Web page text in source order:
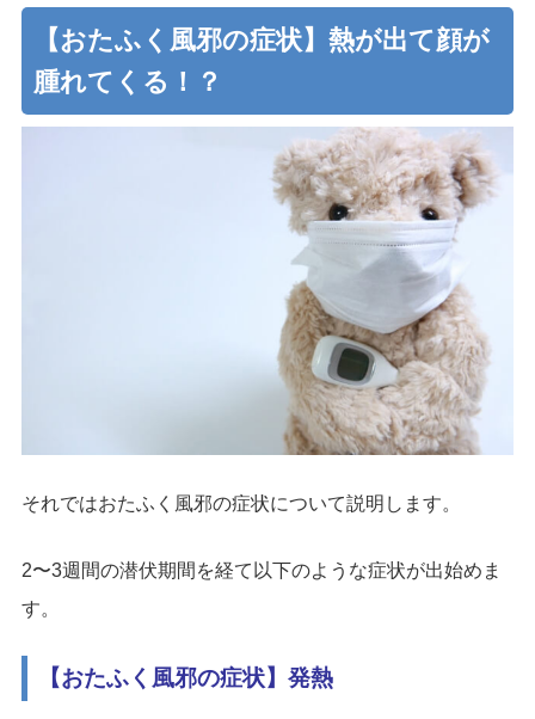
【おたふく風邪の症状】熱が出て顔が
腫れてくる！？
それではおたふく風邪の症状について説明します。
2〜3週間の潜伏期間を経て以下のような症状が出始めま
す。
【おたふく風邪の症状】発熱